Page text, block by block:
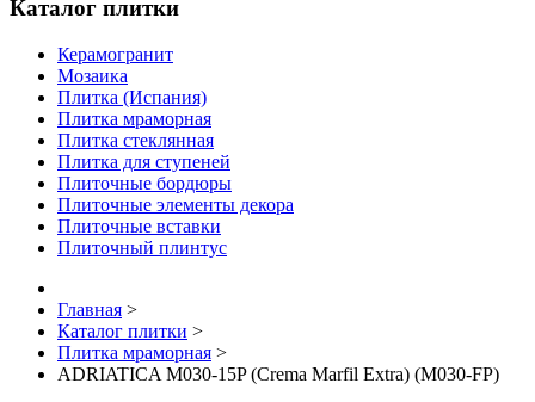
Каталог плитки
Керамогранит
Мозаика
Плитка (Испания)
Плитка мраморная
Плитка стеклянная
Плитка для ступеней
Плиточные бордюры
Плиточные элементы декора
Плиточные вставки
Плиточный плинтус
Главная >
Каталог плитки >
Плитка мраморная >
ADRIATICA M030-15P (Crema Marfil Extra) (M030-FP)